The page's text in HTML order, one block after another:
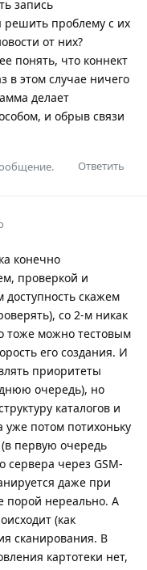
запись
решить проблему с их
от них?
понять, что коннект
в этом случае ничего
делает
и обрыв связи
Ответить
конечно
проверкой и
доступность скажем
со 2-м никак
тоже можно тестовым
его создания. И
приоритеты
очередь), но
каталогов и
уже потом потихоньку
первую очередь
сервера через GSM-
даже при
порой нереально. А
(как
сканирования. В
картотеки нет,